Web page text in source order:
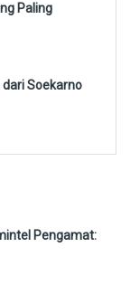
Paling
Soekarno
Pengamat: